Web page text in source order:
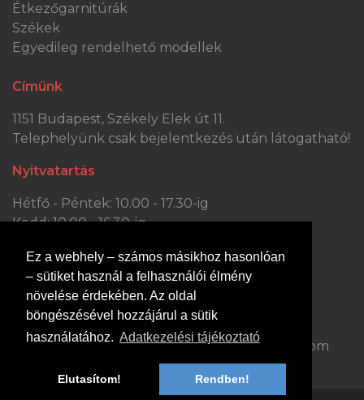
Ez a webhely – számos másikhoz hasonlóan
– sütiket használ a felhasználói élmény
növelése érdekében. Az oldal
böngészésével hozzájárul a sütik
használatához. Adatkezelési tájékoztató
Elutasítom! Rendben!
Étkezőgarnitúrák
Székek
Egyedileg rendelhető modellek
Címünk
1151 Budapest, Székely Elek út 11.
Telephelyünk csak bejelentkezés után látogatható!
Nyitvatartás
Hétfő - Péntek: 10.00 - 17.30-ig
Kedd: 10.00 - 16.30-ig
Vasárnap: ZÁRVA
Kapcsolat
Hívjon minket:
+36 70 363 0447
dejobutor@gmail.com